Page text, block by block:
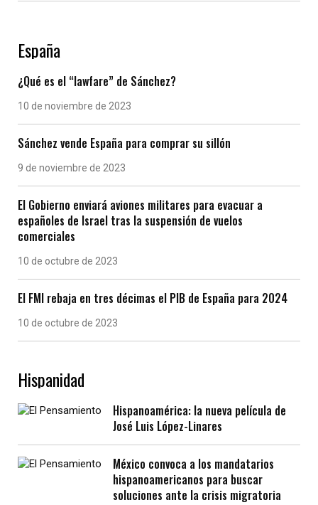
España
¿Qué es el “lawfare” de Sánchez?
10 de noviembre de 2023
Sánchez vende España para comprar su sillón
9 de noviembre de 2023
El Gobierno enviará aviones militares para evacuar a
españoles de Israel tras la suspensión de vuelos
comerciales
10 de octubre de 2023
El FMI rebaja en tres décimas el PIB de España para 2024
10 de octubre de 2023
Hispanidad
Hispanoamérica: la nueva película de
José Luis López-Linares
México convoca a los mandatarios
hispanoamericanos para buscar
soluciones ante la crisis migratoria